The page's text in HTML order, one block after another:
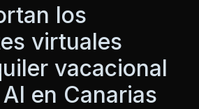
los
virtuales
vacacional
en Canarias